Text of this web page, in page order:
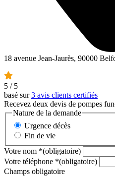
18 avenue Jean-Jaurès, 90000
5 / 5
basé sur3 avis clients certifiés
Recevez deux devis de pompes
Nature de la demande
Urgence décès
Fin de vie
Votre nom *(obligatoire)
Votre téléphone *(obligatoire)
Champs obligatoire